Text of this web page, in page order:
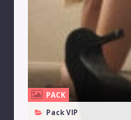
PACK
Pack VIP